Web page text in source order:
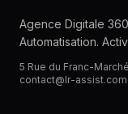
Agence Digitale
Automatisation.
5 Rue du Franc-
contact@lr-assist.com